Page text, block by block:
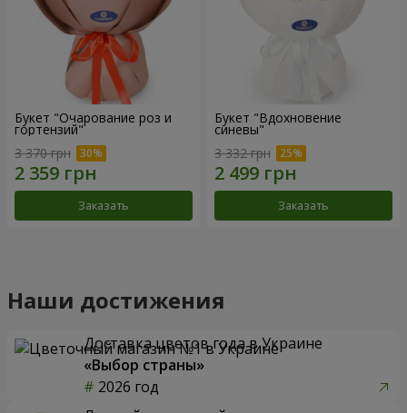
Букет "Очарование роз и
гортензий"
3 370 грн
Заказать
Букет "Вдохновение
синевы"
3 332 грн
Заказать
Наши достижения
Доставка цветов года в Украине
«Выбор страны»
2026 год